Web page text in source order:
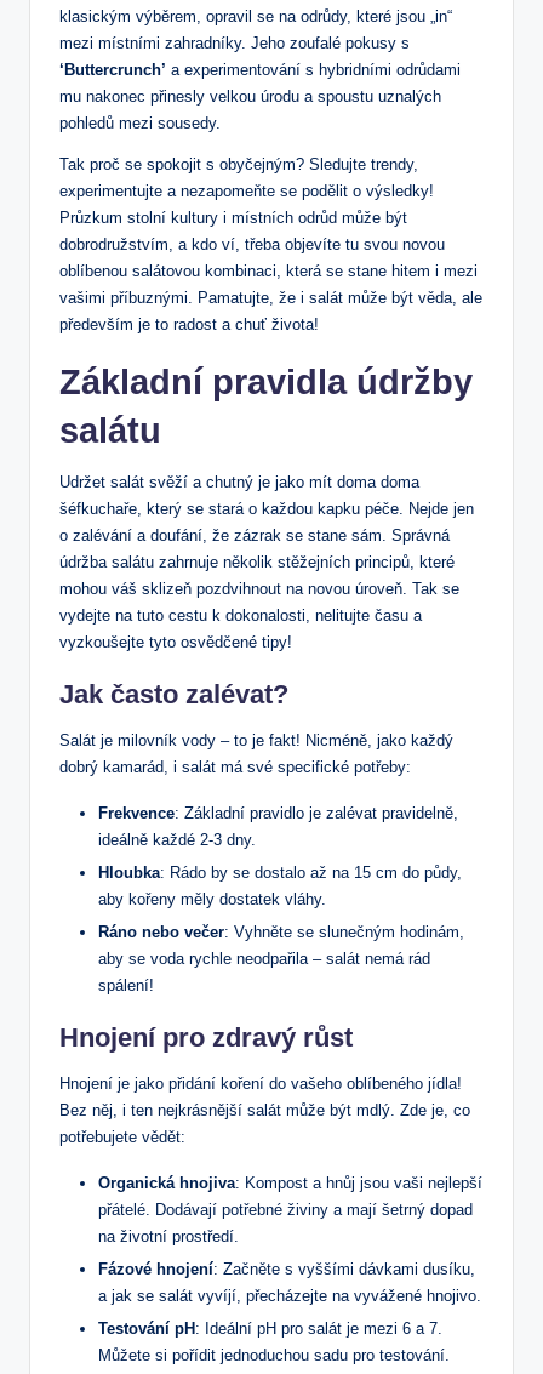
klasickým výběrem, opravil se na odrůdy, které jsou „in“
mezi místními zahradníky. Jeho zoufalé pokusy s
‘Buttercrunch’ a experimentování s hybridními odrůdami
mu nakonec přinesly velkou úrodu a spoustu uznalých
pohledů mezi sousedy.
Tak proč se spokojit s obyčejným? Sledujte trendy,
experimentujte a nezapomeňte se podělit o výsledky!
Průzkum stolní kultury i místních odrůd může být
dobrodružstvím, a kdo ví, třeba objevíte tu svou novou
oblíbenou salátovou kombinaci, která se stane hitem i mezi
vašimi příbuznými. Pamatujte, že i salát může být věda, ale
především je to radost a chuť života!
Základní pravidla údržby
salátu
Udržet salát svěží a chutný je jako mít doma doma
šéfkuchaře, který se stará o každou kapku péče. Nejde jen
o zalévání a doufání, že zázrak se stane sám. Správná
údržba salátu zahrnuje několik stěžejních principů, které
mohou váš sklizeň pozdvihnout na novou úroveň. Tak se
vydejte na tuto cestu k dokonalosti, nelitujte času a
vyzkoušejte tyto osvědčené tipy!
Jak často zalévat?
Salát je milovník vody – to je fakt! Nicméně, jako každý
dobrý kamarád, i salát má své specifické potřeby:
Frekvence: Základní pravidlo je zalévat pravidelně,
ideálně každé 2-3 dny.
Hloubka: Rádo by se dostalo až na 15 cm do půdy,
aby kořeny měly dostatek vláhy.
Ráno nebo večer: Vyhněte se slunečným hodinám,
aby se voda rychle neodpařila – salát nemá rád
spálení!
Hnojení pro zdravý růst
Hnojení je jako přidání koření do vašeho oblíbeného jídla!
Bez něj, i ten nejkrásnější salát může být mdlý. Zde je, co
potřebujete vědět:
Organická hnojiva: Kompost a hnůj jsou vaši nejlepší
přátelé. Dodávají potřebné živiny a mají šetrný dopad
na životní prostředí.
Fázové hnojení: Začněte s vyššími dávkami dusíku,
a jak se salát vyvíjí, přecházejte na vyvážené hnojivo.
Testování pH : Ideální pH pro salát je mezi 6 a 7.
Můžete si pořídit jednoduchou sadu pro testování.